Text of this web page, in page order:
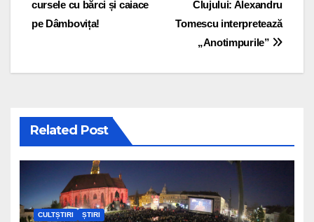
Clujului: Alexandru
Tomescu interpretează
„Anotimpurile”
cursele cu bărci și caiace
pe Dâmbovița!
Related Post
CULTȘTIRI ȘTIRI